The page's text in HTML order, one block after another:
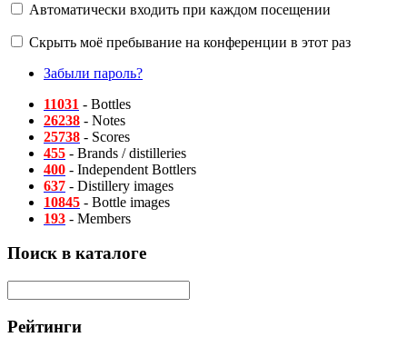
Автоматически входить при каждом посещении
Скрыть моё пребывание на конференции в этот раз
Забыли пароль?
11031 - Bottles
26238 - Notes
25738 - Scores
455 - Brands / distilleries
400 - Independent Bottlers
637 - Distillery images
10845 - Bottle images
193 - Members
Поиск в каталоге
Рейтинги